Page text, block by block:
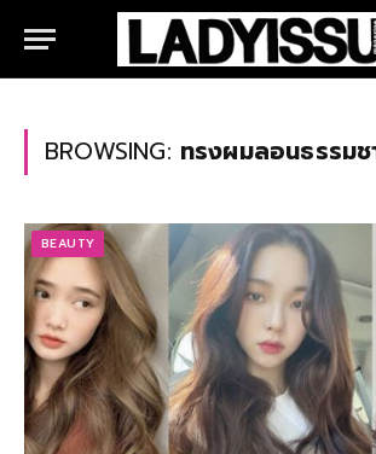
BROWSING: ทรงผมลอนธรรมช
BEAUTY